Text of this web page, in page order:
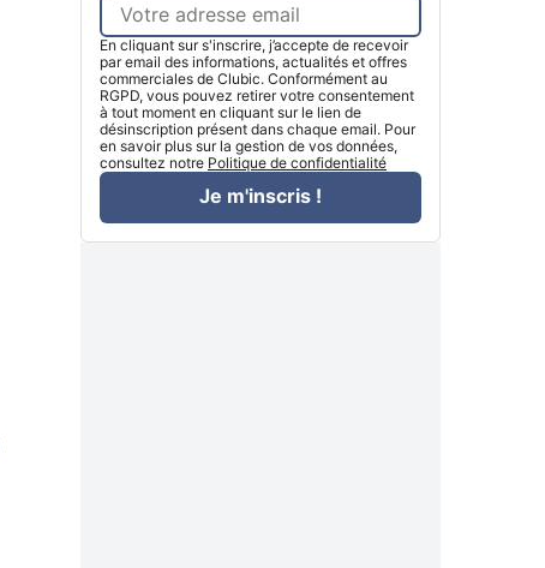
En cliquant sur s'inscrire, j’accepte de recevoir
par email des informations, actualités et offres
commerciales de Clubic. Conformément au
RGPD, vous pouvez retirer votre consentement
à tout moment en cliquant sur le lien de
désinscription présent dans chaque email. Pour
en savoir plus sur la gestion de vos données,
consultez notre Politique de confidentialité
Je m'inscris !